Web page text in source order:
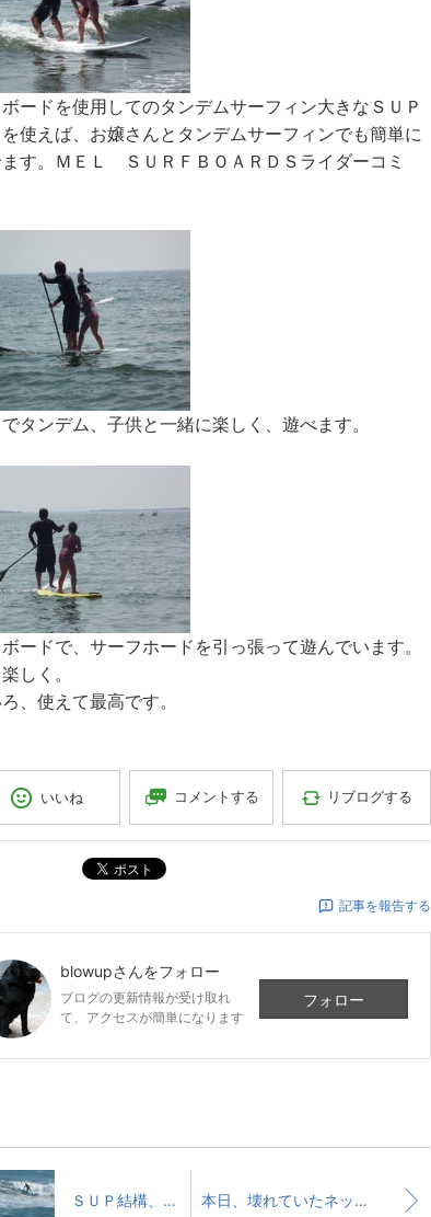
ードを使用してのタンデムサーフィン大きなＳＵＰ
使えば、お嬢さんとタンデムサーフィンでも簡単に
す。ＭＥＬ ＳＵＲＦＢＯＡＲＤＳライダーコミ
タンデム、子供と一緒に楽しく、遊べます。
ードで、サーフホードを引っ張って遊んでいます。
しく。
、使えて最高です。
いいね コメントする リブログする
ポスト
記事を報告する
blowupさんをフォロー
ブログの更新情報が受け取れ
て、アクセスが簡単になります
フォロー
ＳＵＰ結構、良い波でした。 本日、壊れていたネットショップ修理できました。